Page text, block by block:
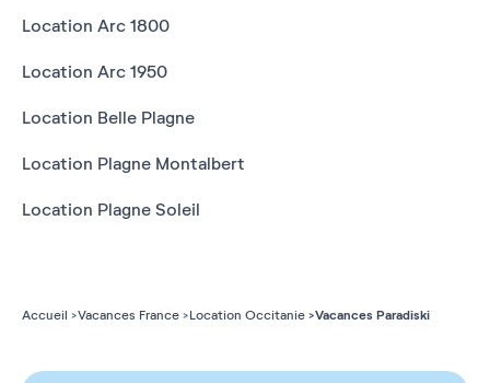
Location Arc 1800
Location Arc 1950
Location Belle Plagne
Location Plagne Montalbert
Location Plagne Soleil
Accueil Vacances France Location Occitanie Vacances Paradiski